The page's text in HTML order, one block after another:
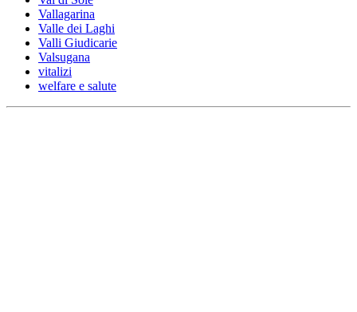
Vallagarina
Valle dei Laghi
Valli Giudicarie
Valsugana
vitalizi
welfare e salute